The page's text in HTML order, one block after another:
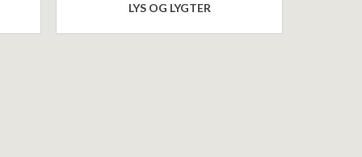
LYS OG LYGTER